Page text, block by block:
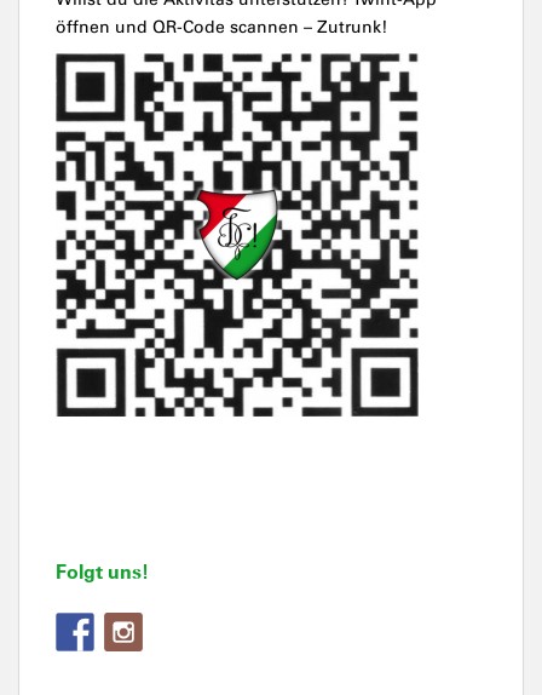
öffnen und QR-Code scannen – Zutrunk!
Folgt uns!